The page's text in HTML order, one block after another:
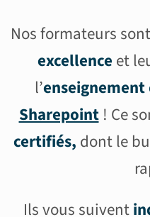
Nos formateurs
excellence et
l’enseignement
Sharepoint! Ce
certifiés, dont le
Ils vous suivent